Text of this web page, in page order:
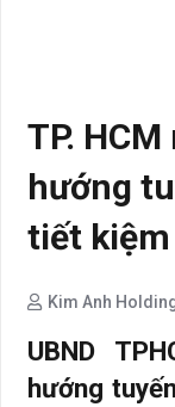
TP.
hướng
tiết
Kim Anh
UBND
hướng